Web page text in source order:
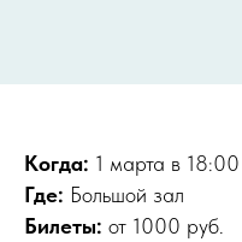
Когда: 1 марта в 18:00
Где: Большой зал
Билеты: от 1000 руб.